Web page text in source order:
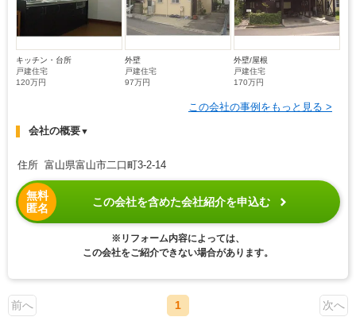
キッチン・台所
戸建住宅
120万円
外壁
戸建住宅
97万円
外壁/屋根
戸建住宅
170万円
この会社の事例をもっと見る >
会社の概要▼
住所 富山県富山市二口町3-2-14
無料
匿名
この会社を含めた会社紹介を申込む
※リフォーム内容によっては、
この会社をご紹介できない場合があります。
前へ 1 次へ